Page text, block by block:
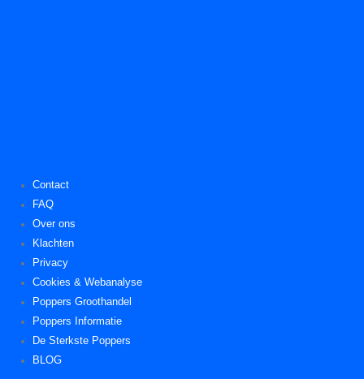
Contact
FAQ
Over ons
Klachten
Privacy
Cookies & Webanalyse
Poppers Groothandel
Poppers Informatie
De Sterkste Poppers
BLOG